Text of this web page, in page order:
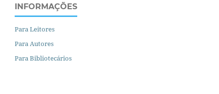
INFORMAÇÕES
Para Leitores
Para Autores
Para Bibliotecários